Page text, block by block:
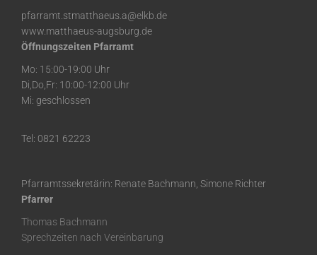
pfarramt.stmatthaeus.a@elkb.de
www.matthaeus-augsburg.de
Öffnungszeiten Pfarramt
Mo: 15:00-19:00 Uhr
Di,Do,Fr: 10:00-12:00 Uhr
Mi: geschlossen
Tel: 0821 62223
Pfarramtssekretärin: Renate Bachmann, Simone Richter
Pfarrer
Thomas Bachmann
Sprechzeiten nach Vereinbarung